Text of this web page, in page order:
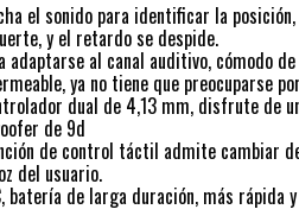
el sonido para identificar la
y el retardo se despide.
adaptarse al canal auditivo, cómodo
ya no tiene que preocuparse
dual de 4,13 mm, disfrute de
de 9d
de control táctil admite cambiar
del usuario.
batería de larga duración, más rápida